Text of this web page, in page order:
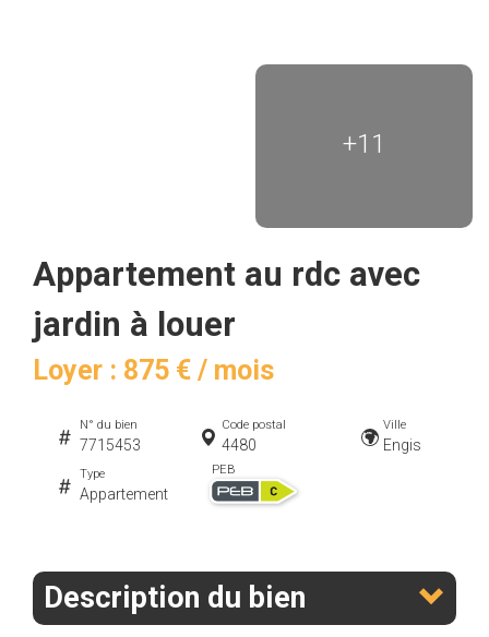
+11
Appartement au rdc avec
jardin à louer
Loyer : 875 € / mois
N° du bien
7715453
Code postal
4480
Ville
Engis
Type
Appartement
PEB
Description du bien